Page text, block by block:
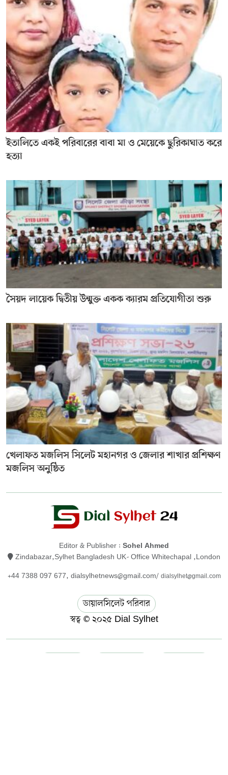
ইতালিতে একই পরিবারের বাবা মা ও মেয়েকে ছুরিকাঘাত করে
হত্যা
সৈয়দ লায়েক দ্বিতীয় উন্মুক্ত একক ক্যারম প্রতিযোগীতা শুরু
খেলাফত মজলিস সিলেট মহানগর ও জেলার শাখার প্রশিক্ষণ
মজলিস অনুষ্ঠিত
Editor & Publisher : Sohel Ahmed
Zindabazar,Sylhet Bangladesh UK- Office Whitechapal ,London
+44 7388 097 677, dialsylhetnews@gmail.com/ dialsylhet@gmail.com
ডায়ালসিলেট পরিবার
স্বত্ব © ২০২৫ Dial Sylhet